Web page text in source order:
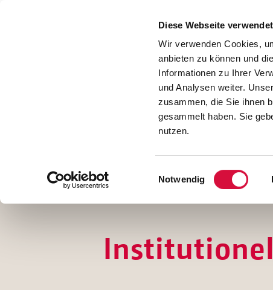
Diese Webseite
Wir verwenden Cookies,
anbieten zu können und
Informationen zu Ihrer
und Analysen weiter.
zusammen, die Sie ihnen
gesammelt haben. Sie
nutzen.
Einwilligungsauswahl
Notwendig